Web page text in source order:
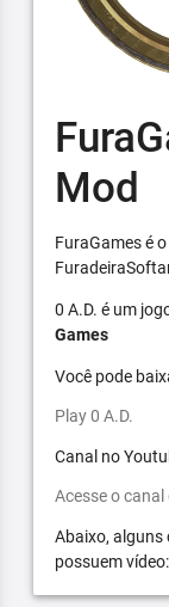
Mod
FuraGames é
0 A.D. é um
Games
Você pode
Play 0 A.D.
Canal no
Acesse o
Abaixo, alguns
possuem vídeo: